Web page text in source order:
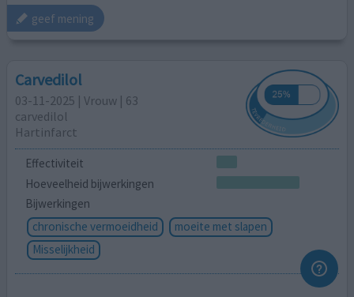
geef mening
Carvedilol
03-11-2025 | Vrouw | 63
carvedilol
Hartinfarct
Effectiviteit
Hoeveelheid bijwerkingen
Bijwerkingen
chronische vermoeidheid
moeite met slapen
Misselijkheid